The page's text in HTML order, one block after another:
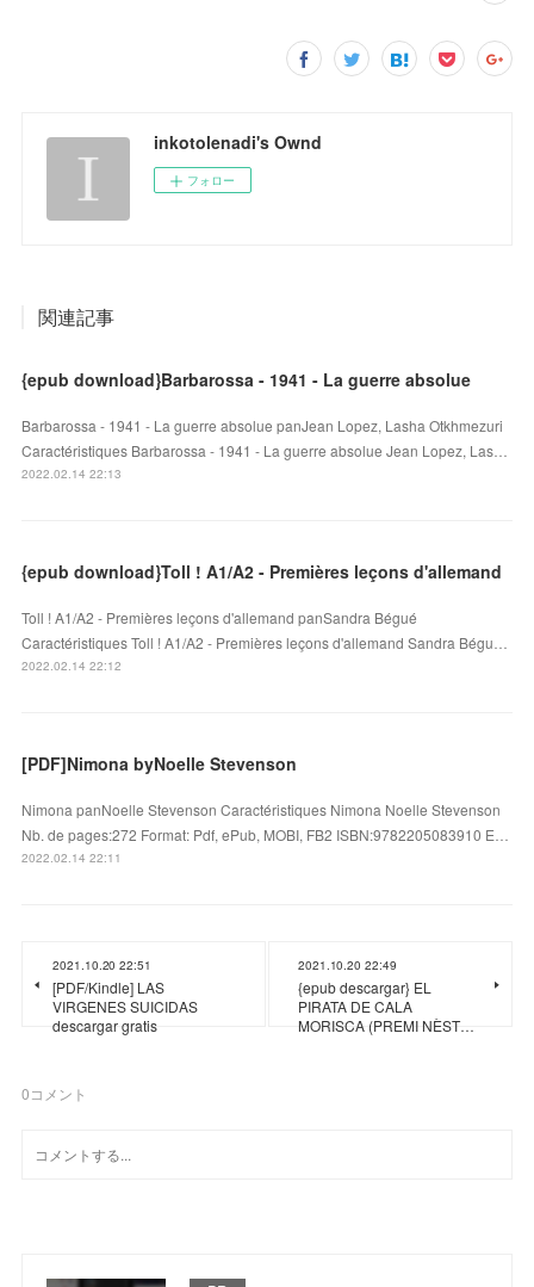
inkotolenadi's Ownd
フォロー
関連記事
{epub download}Barbarossa - 1941 - La guerre absolue
Barbarossa - 1941 - La guerre absolue panJean Lopez, Lasha Otkhmezuri
Caractéristiques Barbarossa - 1941 - La guerre absolue Jean Lopez, Las…
2022.02.14 22:13
{epub download}Toll ! A1/A2 - Premières leçons d'allemand
Toll ! A1/A2 - Premières leçons d'allemand panSandra Bégué
Caractéristiques Toll ! A1/A2 - Premières leçons d'allemand Sandra Bégu…
2022.02.14 22:12
[PDF]Nimona byNoelle Stevenson
Nimona panNoelle Stevenson Caractéristiques Nimona Noelle Stevenson
Nb. de pages:272 Format: Pdf, ePub, MOBI, FB2 ISBN:9782205083910 E…
2022.02.14 22:11
2021.10.20 22:51
[PDF/Kindle] LAS
VIRGENES SUICIDAS
descargar gratis
2021.10.20 22:49
{epub descargar} EL
PIRATA DE CALA
MORISCA (PREMI NÈST…
0コメント